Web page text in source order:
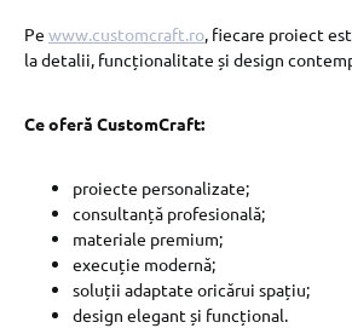
Pe www.customcraft.ro, fiecare proiect
la detalii, funcționalitate și design
Ce oferă CustomCraft:
proiecte personalizate;
consultanță profesională;
materiale premium;
execuție modernă;
soluții adaptate oricărui spațiu;
design elegant și funcțional.